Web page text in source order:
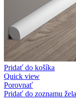
Pridať do košíka
Quick view
Porovnať
Pridať do zoznamu